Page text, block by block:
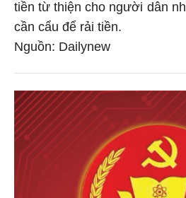
tiền từ thiện cho người dân
cần cẩu để rải tiền.
Nguồn: Dailynew